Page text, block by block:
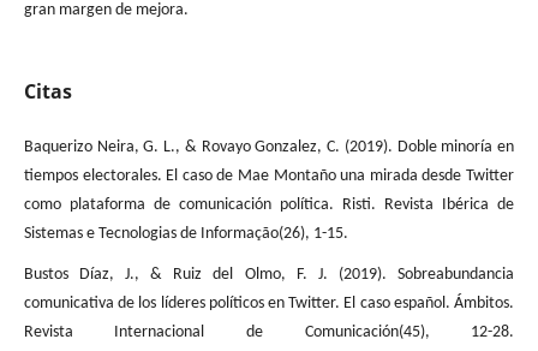
gran margen de mejora.
Citas
Baquerizo Neira, G. L., & Rovayo Gonzalez, C. (2019). Doble minoría en
tiempos electorales. El caso de Mae Montaño una mirada desde Twitter
como plataforma de comunicación política. Risti. Revista Ibérica de
Sistemas e Tecnologias de Informação(26), 1-15.
Bustos Díaz, J., & Ruiz del Olmo, F. J. (2019). Sobreabundancia
comunicativa de los líderes políticos en Twitter. El caso español. Ámbitos.
Revista Internacional de Comunicación(45), 12-28.